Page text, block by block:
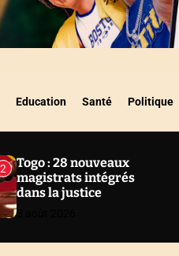
Education Santé Politique
2
Togo : 28 nouveaux
magistrats intégrés
dans la justice
5 août 2026